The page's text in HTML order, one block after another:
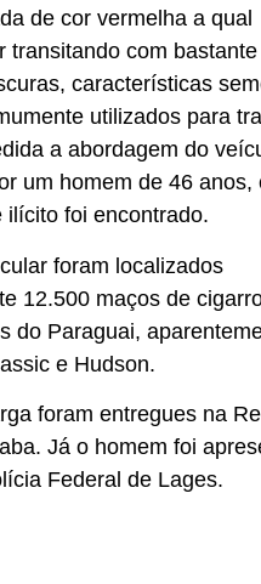
de cor vermelha a qual
transitando com
características
utilizados para
a abordagem do
um homem de 46 anos,
ilícito foi encontrado.
foram localizados
12.500 maços de
do Paraguai,
e Hudson.
foram entregues na
Já o homem foi
Federal de Lages.